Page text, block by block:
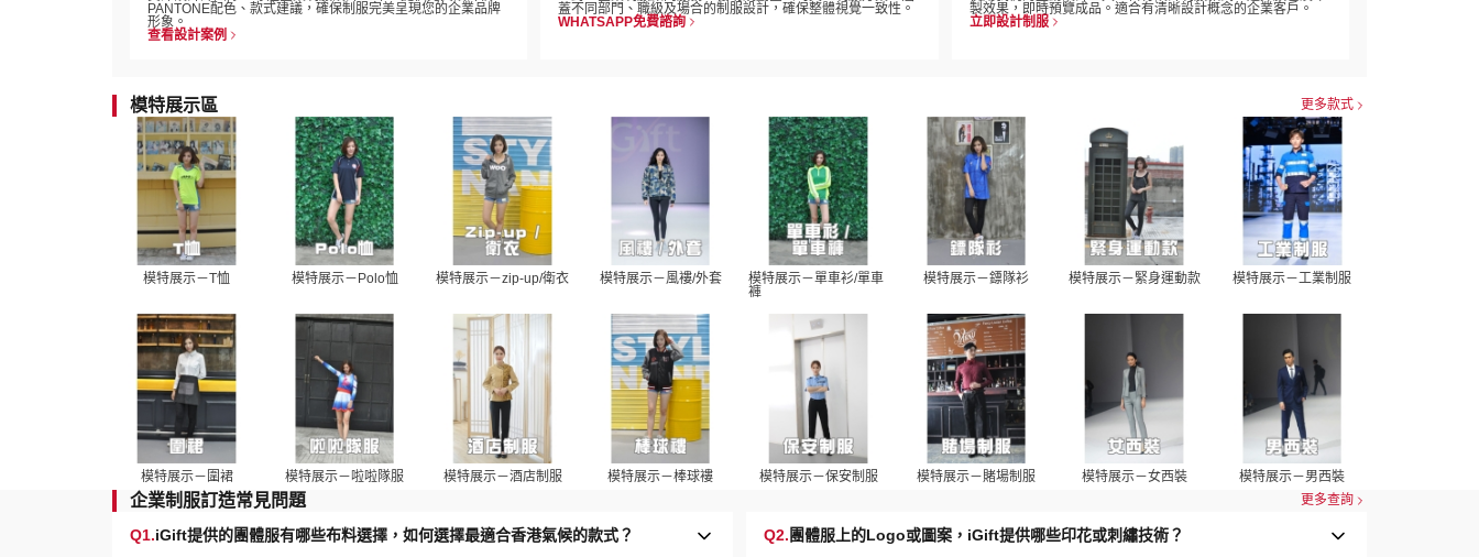
PANTONE配色、款式建議，確保制服完美呈現您的企業品牌
形象。
查看設計案例
蓋不同部門、職級及場合的制服設計，確保整體視覺一致性。
WHATSAPP免費諮詢
製效果，即時預覽成品。適合有清晰設計概念的企業客戶。
立即設計制服
模特展示區 更多款式
模特展示－T恤 模特展示－Polo恤 模特展示－zip-up/衛衣 模特展示－風褸/外套
模特展示－單車衫/單車
褲
模特展示－鏢隊衫 模特展示－緊身運動款 模特展示－工業制服
模特展示－圍裙 模特展示－啦啦隊服 模特展示－酒店制服 模特展示－棒球褸 模特展示－保安制服 模特展示－賭場制服 模特展示－女西裝 模特展示－男西裝
企業制服訂造常見問題 更多查詢
Q1.iGift提供的團體服有哪些布料選擇，如何選擇最適合香港氣候的款式？ Q2.團體服上的Logo或圖案，iGift提供哪些印花或刺繡技術？